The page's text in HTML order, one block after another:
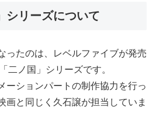
シリーズについて
ったのは、レベルファイブが発売
二ノ国」シリーズです。
ーションパートの制作協力を行っ
画と同じく久石譲が担当していま